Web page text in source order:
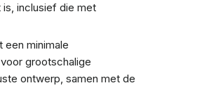
inclusief die met
een minimale
grootschalige
ontwerp, samen met de